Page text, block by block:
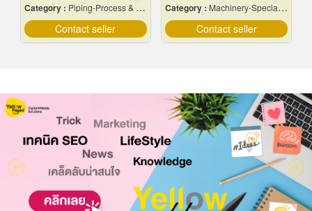
Category : Piping-Process & Industrial
Contact seller
Category : Machinery-Specially Designed
Contact seller